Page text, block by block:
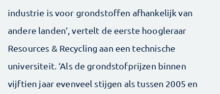
industrie is voor grondstoffen afhankelijk van
andere landen’, vertelt de eerste hoogleraar
Resources & Recycling aan een technische
universiteit. ‘Als de grondstofprijzen binnen
vijftien jaar evenveel stijgen als tussen 2005 en